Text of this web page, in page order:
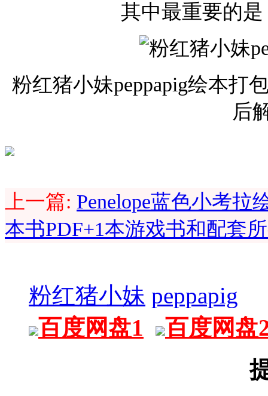
其中最重要的
粉红猪小妹peppapig绘本打
后
上一篇: Penelope蓝色小考拉
本书PDF+1本游戏书和配套
粉红猪小妹 peppapig
百度网盘1
百度网盘